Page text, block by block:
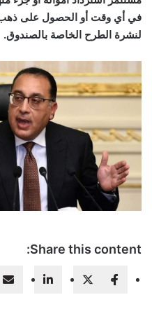
في أي وقت أو الحصول على ذهب
لنشرة الطرح الخاصة بالصندوق.
Share this content: